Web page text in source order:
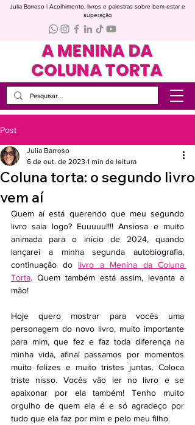
A MENINA DA
COLUNA TORTA
Julia Barroso | Acolhimento, livros e palestras sobre bem-estar e
superação
Post
Coluna torta: o segundo livro
vem aí
Julia Barroso
6 de out. de 2023 1 min de leitura
Quem aí está querendo que meu segundo
livro saia logo? Euuuuu!!!! Ansiosa e muito
animada para o início de 2024, quando
lançarei a minha segunda autobiografia,
continuação do livro a Menina da Coluna
Torta. Quem também está assim, levanta a
mão!
Hoje quero mostrar para vocês uma
personagem do novo livro, muito importante
para mim, que fez e faz toda diferença na
minha vida, afinal passamos por momentos
muito felizes e muito tristes juntas. Coloca
triste nisso. Vocês vão ler no livro e se
apaixonar por ela também! Tenho muito
orgulho de quem ela é e só agradeço por
tudo que ela faz por mim e pelo meu filho.